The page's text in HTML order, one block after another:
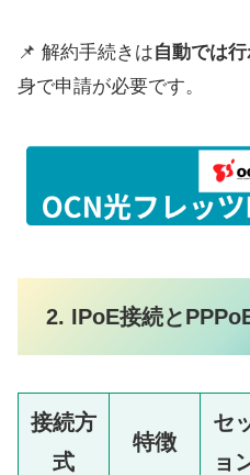
📌 解約手続きは自動では
身で申請が必要です。
2. IPoE接続と
接続方
式
特徴
セ
ョ